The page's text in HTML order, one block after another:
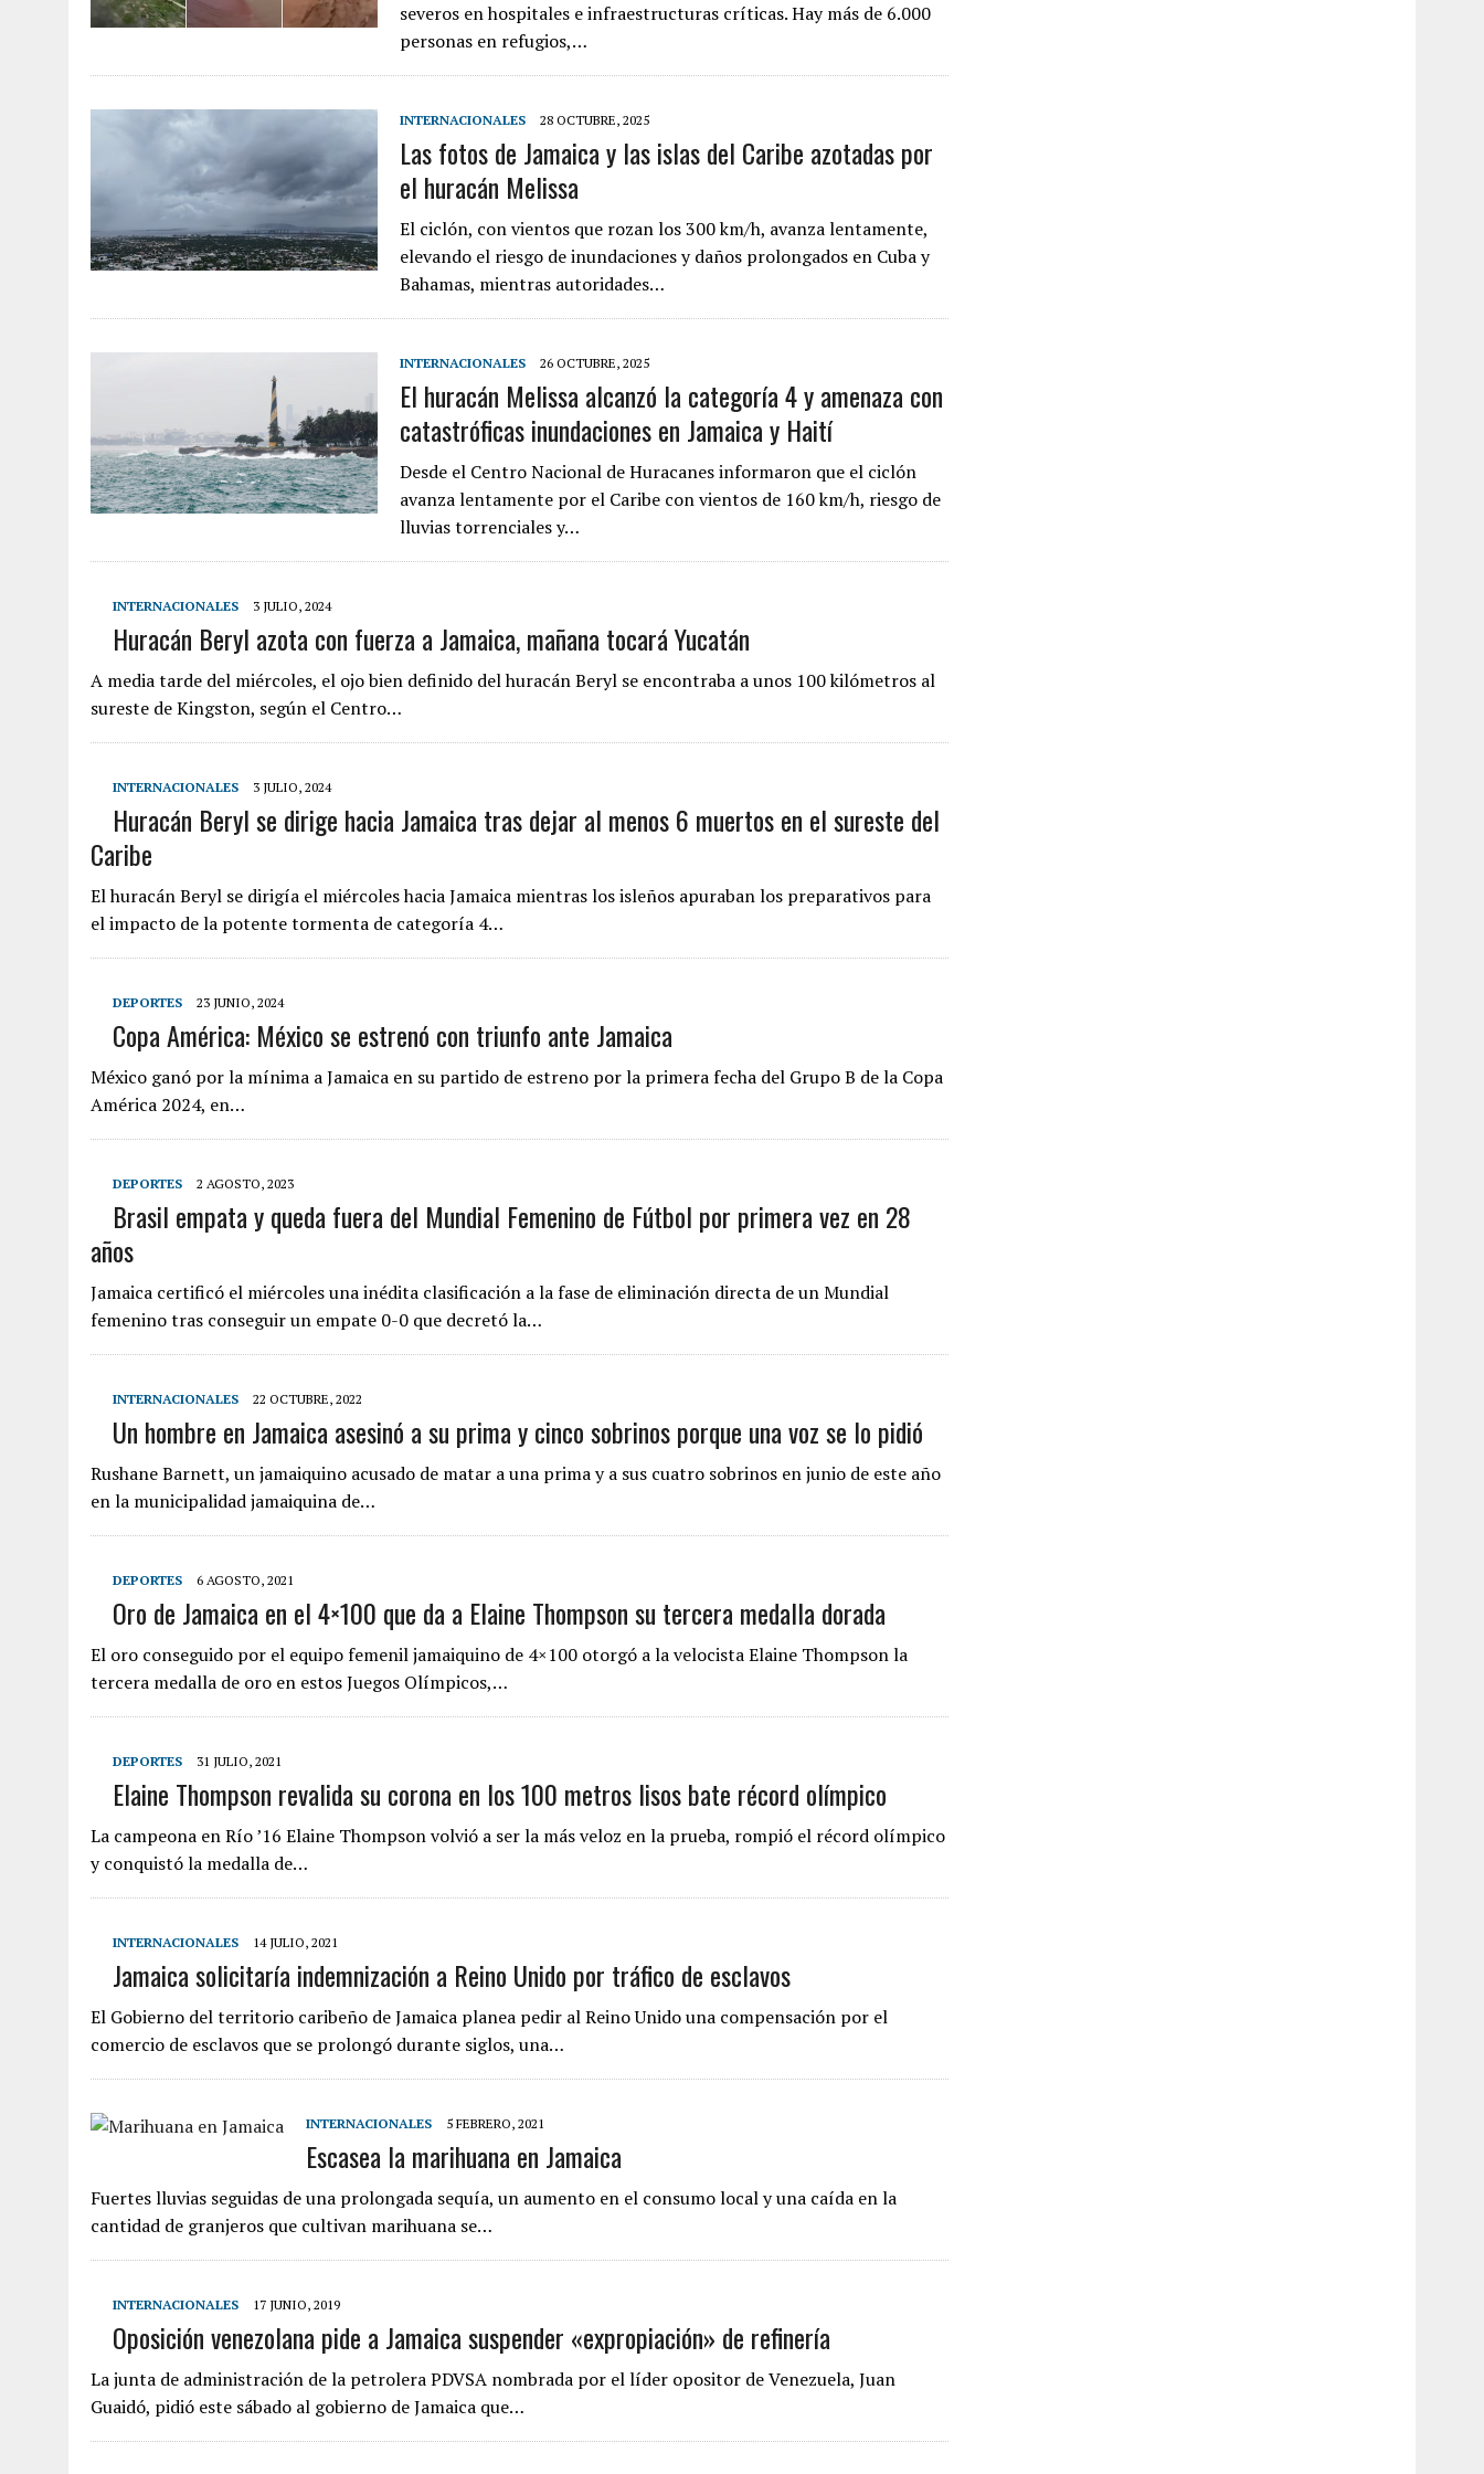
severos en hospitales e infraestructuras críticas. Hay más de 6.000
personas en refugios,…
INTERNACIONALES 28 OCTUBRE, 2025
Las fotos de Jamaica y las islas del Caribe azotadas por
el huracán Melissa
El ciclón, con vientos que rozan los 300 km/h, avanza lentamente,
elevando el riesgo de inundaciones y daños prolongados en Cuba y
Bahamas, mientras autoridades…
INTERNACIONALES 26 OCTUBRE, 2025
El huracán Melissa alcanzó la categoría 4 y amenaza con
catastróficas inundaciones en Jamaica y Haití
Desde el Centro Nacional de Huracanes informaron que el ciclón
avanza lentamente por el Caribe con vientos de 160 km/h, riesgo de
lluvias torrenciales y…
INTERNACIONALES 3 JULIO, 2024
Huracán Beryl azota con fuerza a Jamaica, mañana tocará Yucatán
A media tarde del miércoles, el ojo bien definido del huracán Beryl se encontraba a unos 100 kilómetros al
sureste de Kingston, según el Centro…
INTERNACIONALES 3 JULIO, 2024
Huracán Beryl se dirige hacia Jamaica tras dejar al menos 6 muertos en el sureste del
Caribe
El huracán Beryl se dirigía el miércoles hacia Jamaica mientras los isleños apuraban los preparativos para
el impacto de la potente tormenta de categoría 4…
DEPORTES 23 JUNIO, 2024
Copa América: México se estrenó con triunfo ante Jamaica
México ganó por la mínima a Jamaica en su partido de estreno por la primera fecha del Grupo B de la Copa
América 2024, en…
DEPORTES 2 AGOSTO, 2023
Brasil empata y queda fuera del Mundial Femenino de Fútbol por primera vez en 28
años
Jamaica certificó el miércoles una inédita clasificación a la fase de eliminación directa de un Mundial
femenino tras conseguir un empate 0-0 que decretó la…
INTERNACIONALES 22 OCTUBRE, 2022
Un hombre en Jamaica asesinó a su prima y cinco sobrinos porque una voz se lo pidió
Rushane Barnett, un jamaiquino acusado de matar a una prima y a sus cuatro sobrinos en junio de este año
en la municipalidad jamaiquina de…
DEPORTES 6 AGOSTO, 2021
Oro de Jamaica en el 4×100 que da a Elaine Thompson su tercera medalla dorada
El oro conseguido por el equipo femenil jamaiquino de 4×100 otorgó a la velocista Elaine Thompson la
tercera medalla de oro en estos Juegos Olímpicos,…
DEPORTES 31 JULIO, 2021
Elaine Thompson revalida su corona en los 100 metros lisos bate récord olímpico
La campeona en Río ’16 Elaine Thompson volvió a ser la más veloz en la prueba, rompió el récord olímpico
y conquistó la medalla de…
INTERNACIONALES 14 JULIO, 2021
Jamaica solicitaría indemnización a Reino Unido por tráfico de esclavos
El Gobierno del territorio caribeño de Jamaica planea pedir al Reino Unido una compensación por el
comercio de esclavos que se prolongó durante siglos, una…
INTERNACIONALES 5 FEBRERO, 2021
Escasea la marihuana en Jamaica
Fuertes lluvias seguidas de una prolongada sequía, un aumento en el consumo local y una caída en la
cantidad de granjeros que cultivan marihuana se…
INTERNACIONALES 17 JUNIO, 2019
Oposición venezolana pide a Jamaica suspender «expropiación» de refinería
La junta de administración de la petrolera PDVSA nombrada por el líder opositor de Venezuela, Juan
Guaidó, pidió este sábado al gobierno de Jamaica que…